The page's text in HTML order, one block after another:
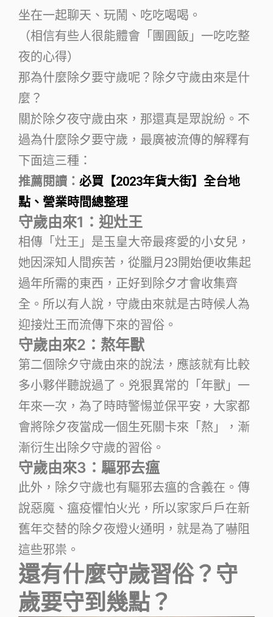
坐在一起聊天、玩鬧、吃吃喝喝。
（相信有些人很能體會「團圓飯」一吃吃整
夜的心得）
那為什麼除夕要守歲呢？除夕守歲由來是什
麼？
關於除夕夜守歲由來，那還真是眾說紛。不
過為什麼除夕要守歲，最廣被流傳的解釋有
下面這三種：
推薦閱讀： 必買【2023年貨大街】全台地
點、營業時間總整理
守歲由來1：迎灶王
相傳「灶王」是玉皇大帝最疼愛的小女兒，
她因深知人間疾苦，從臘月23開始便收集起
過年所需的東西，正好到除夕才會收集齊
全。所以有人說，守歲由來就是古時候人為
迎接灶王而流傳下來的習俗。
守歲由來2：熬年獸
第二個除夕守歲由來的說法，應該就有比較
多小夥伴聽說過了。兇狠異常的「年獸」一
年來一次，為了時時警惕並保平安，大家都
會將除夕夜當成一個生死關卡來「熬」，漸
漸衍生出除夕守歲的習俗。
守歲由來3：驅邪去瘟
此外，除夕守歲也有驅邪去瘟的含義在。傳
說惡魔、瘟疫懼怕火光，所以家家戶戶在新
舊年交替的除夕夜燈火通明，就是為了嚇阻
這些邪祟。
還有什麼守歲習俗？守
歲要守到幾點？